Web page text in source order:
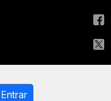
Entrar